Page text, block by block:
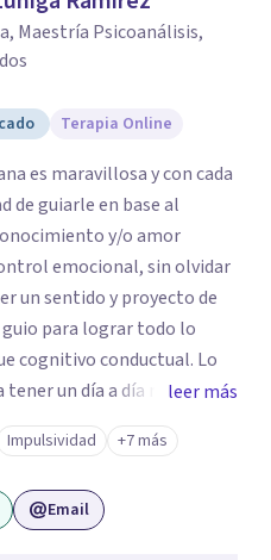
Maestría Psicoanálisis,
Terapia Online
es maravillosa y con cada
de guiarle en base al
y/o amor
emocional, sin olvidar
un sentido y proyecto de
para lograr todo lo
cognitivo conductual. Lo
un día a día mucho
cuando también en base
desde un enfoque
leer más
Impulsividad +7 más
Email